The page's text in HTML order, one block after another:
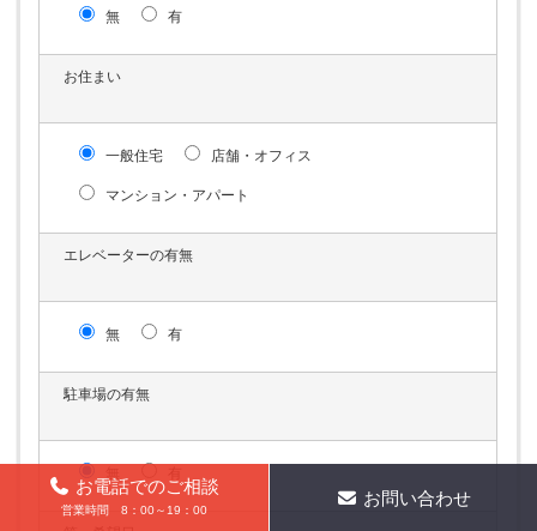
無 有
お住まい
一般住宅 店舗・オフィス
マンション・アパート
エレベーターの有無
無 有
駐車場の有無
無
お電話でのご相談
営業時間 8：00～19：00
お問い合わせ